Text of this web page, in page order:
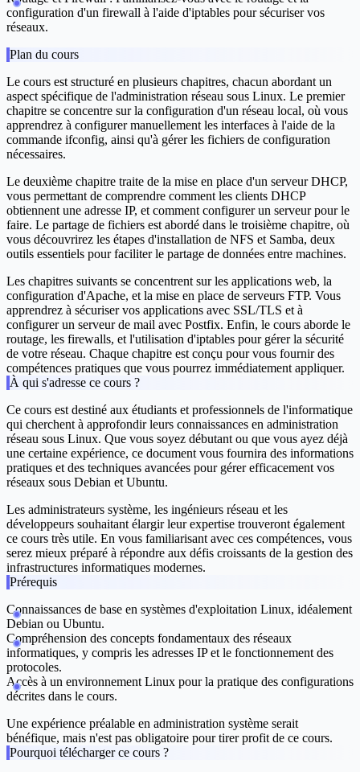
configuration d'un firewall à l'aide d'iptables pour sécuriser vos
réseaux.
Plan du cours
Le cours est structuré en plusieurs chapitres, chacun abordant un
aspect spécifique de l'administration réseau sous Linux. Le premier
chapitre se concentre sur la configuration d'un réseau local, où vous
apprendrez à configurer manuellement les interfaces à l'aide de la
commande ifconfig, ainsi qu'à gérer les fichiers de configuration
nécessaires.
Le deuxième chapitre traite de la mise en place d'un serveur DHCP,
vous permettant de comprendre comment les clients DHCP
obtiennent une adresse IP, et comment configurer un serveur pour le
faire. Le partage de fichiers est abordé dans le troisième chapitre, où
vous découvrirez les étapes d'installation de NFS et Samba, deux
outils essentiels pour faciliter le partage de données entre machines.
Les chapitres suivants se concentrent sur les applications web, la
configuration d'Apache, et la mise en place de serveurs FTP. Vous
apprendrez à sécuriser vos applications avec SSL/TLS et à
configurer un serveur de mail avec Postfix. Enfin, le cours aborde le
routage, les firewalls, et l'utilisation d'iptables pour gérer la sécurité
de votre réseau. Chaque chapitre est conçu pour vous fournir des
compétences pratiques que vous pourrez immédiatement appliquer.
À qui s'adresse ce cours ?
Ce cours est destiné aux étudiants et professionnels de l'informatique
qui cherchent à approfondir leurs connaissances en administration
réseau sous Linux. Que vous soyez débutant ou que vous ayez déjà
une certaine expérience, ce document vous fournira des informations
pratiques et des techniques avancées pour gérer efficacement vos
réseaux sous Debian et Ubuntu.
Les administrateurs système, les ingénieurs réseau et les
développeurs souhaitant élargir leur expertise trouveront également
ce cours très utile. En vous familiarisant avec ces compétences, vous
serez mieux préparé à répondre aux défis croissants de la gestion des
infrastructures informatiques modernes.
Prérequis
Connaissances de base en systèmes d'exploitation Linux, idéalement
Debian ou Ubuntu.
Compréhension des concepts fondamentaux des réseaux
informatiques, y compris les adresses IP et le fonctionnement des
protocoles.
Accès à un environnement Linux pour la pratique des configurations
décrites dans le cours.
Une expérience préalable en administration système serait
bénéfique, mais n'est pas obligatoire pour tirer profit de ce cours.
Pourquoi télécharger ce cours ?